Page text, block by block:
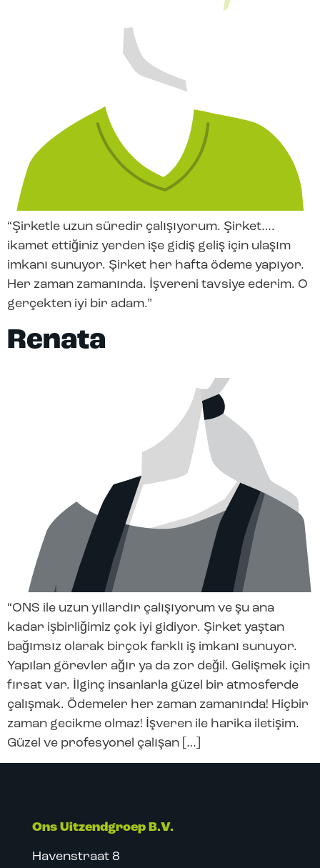
“Şirketle uzun süredir çalışıyorum. Şirket….
ikamet ettiğiniz yerden işe gidiş geliş için ulaşım
imkanı sunuyor. Şirket her hafta ödeme yapıyor.
Her zaman zamanında. İşvereni tavsiye ederim. O
gerçekten iyi bir adam.”
Renata
“ONS ile uzun yıllardır çalışıyorum ve şu ana
kadar işbirliğimiz çok iyi gidiyor. Şirket yaştan
bağımsız olarak birçok farklı iş imkanı sunuyor.
Yapılan görevler ağır ya da zor değil. Gelişmek için
fırsat var. İlginç insanlarla güzel bir atmosferde
çalışmak. Ödemeler her zaman zamanında! Hiçbir
zaman gecikme olmaz! İşveren ile harika iletişim.
Güzel ve profesyonel çalışan […]
Ons Uitzendgroep B.V.
Havenstraat 8